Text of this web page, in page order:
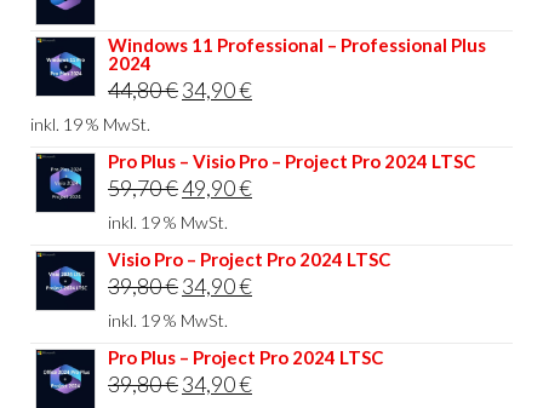
Windows 11 Professional – Professional Plus
2024
44,80€Ursprünglicher
war:
44,80 €
34,90€Aktueller
ist:
34,90 €.
inkl. 19 % MwSt.
Pro Plus – Visio Pro – Project Pro 2024 LTSC
59,70€Ursprünglicher
Preis
war:
59,70 €
49,90€Aktueller
ist:
49,90 €.
inkl. 19 % MwSt.
Visio Pro – Project Pro 2024 LTSC
39,80€Ursprünglicher
Preis
war:
39,80 €
34,90€Aktueller
ist:
34,90 €.
inkl. 19 % MwSt.
Pro Plus – Project Pro 2024 LTSC
39,80€Ursprünglicher
34,90€Aktueller